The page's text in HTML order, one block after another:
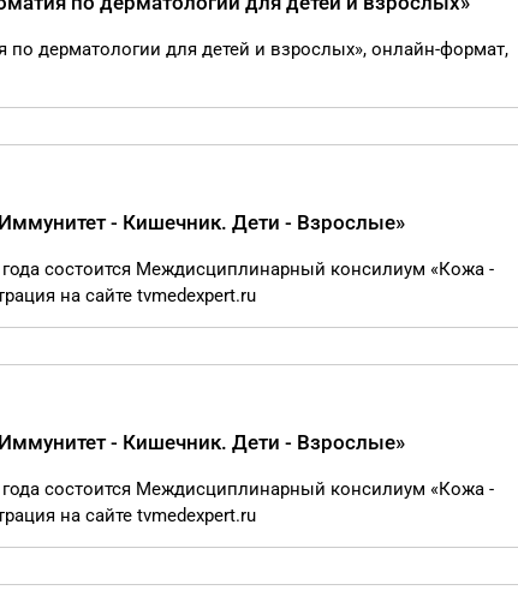
дерматологии для детей и взрослых», онлайн-формат,
- Кишечник. Дети - Взрослые»
года состоится Междисциплинарный консилиум «Кожа -
на сайте tvmedexpert.ru
- Кишечник. Дети - Взрослые»
года состоится Междисциплинарный консилиум «Кожа -
на сайте tvmedexpert.ru